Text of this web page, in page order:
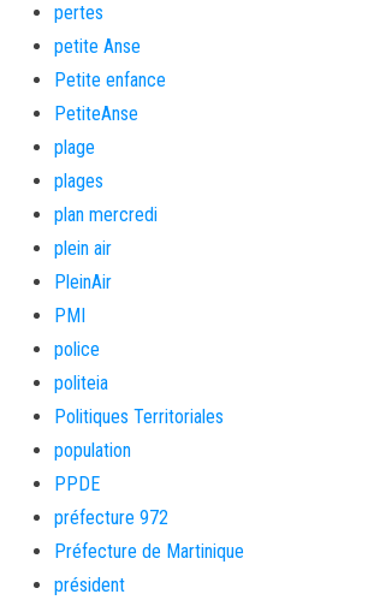
pertes
petite Anse
Petite enfance
PetiteAnse
plage
plages
plan mercredi
plein air
PleinAir
PMI
police
politeia
Politiques Territoriales
population
PPDE
préfecture 972
Préfecture de Martinique
président